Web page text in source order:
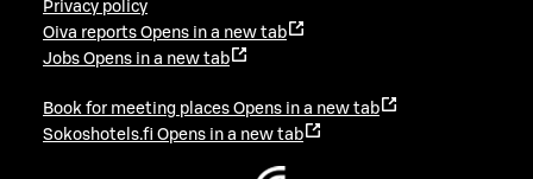
Privacy policy
Oiva reports Opens in a new tab
Jobs Opens in a new tab
Book for meeting places Opens in a new tab
Sokoshotels.fi Opens in a new tab